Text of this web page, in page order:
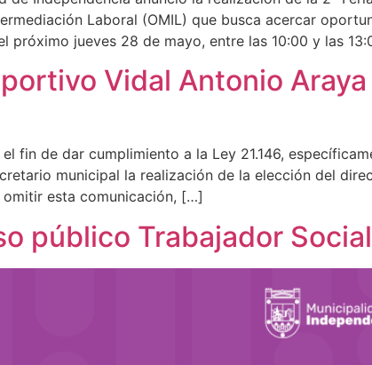
Laboral (OMIL) que busca acercar
próximo jueves 28 de mayo, entre las 10:00 y las
Vidal Antonio Araya
fin de dar cumplimiento a la Ley 21.146,
municipal la realización de la elección del
omitir esta comunicación, […]
público Trabajador